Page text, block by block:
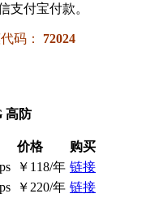
支付宝付款。
码： 72024
高防
价格
购买
￥118/年 链接
￥220/年 链接